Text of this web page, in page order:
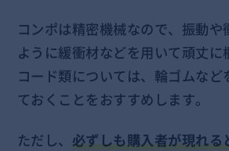
コンポは精密機械なので、振動や
ように緩衝材などを用いて頑丈に
コード類については、輪ゴムな
ておくことをおすすめします。
ただし、 必ずしも購入者が現れ